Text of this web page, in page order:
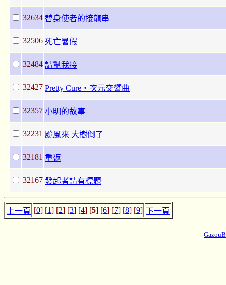
32634 替身使者的接龍串
32506 死亡暑假
32484 請幫我接
32427 Pretty Cure‧次元交響曲
32357 小明的故事
32231 颱風來 大樹倒了
32181 重返
32167 發起者請有標題
上一頁 [0] [1] [2] [3] [4] [5] [6] [7] [8] [9] 下一頁
-